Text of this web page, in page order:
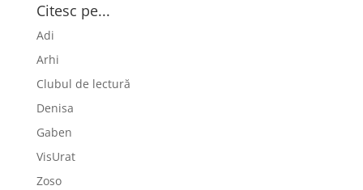
Citesc pe...
Adi
Arhi
Clubul de lectură
Denisa
Gaben
VisUrat
Zoso